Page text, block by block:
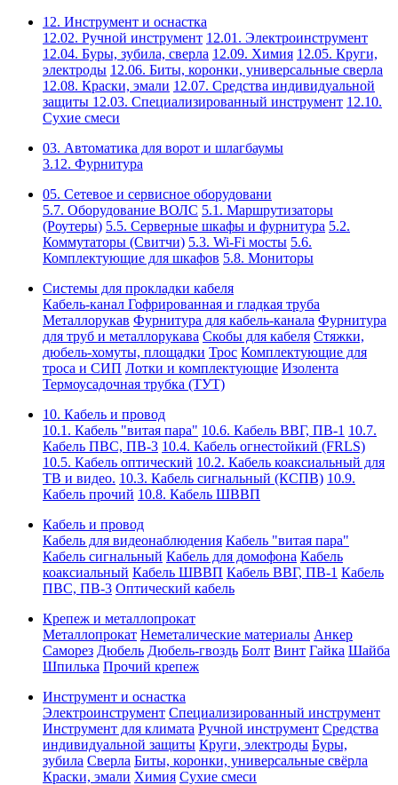
12. Инструмент и оснастка
12.02. Ручной инструмент 12.01. Электроинструмент
12.04. Буры, зубила, сверла 12.09. Химия 12.05. Круги,
электроды 12.06. Биты, коронки, универсальные сверла
12.08. Краски, эмали 12.07. Средства индивидуальной
защиты 12.03. Специализированный инструмент 12.10.
Сухие смеси
03. Автоматика для ворот и шлагбаумы
3.12. Фурнитура
05. Сетевое и сервисное оборудовани
5.7. Оборудование ВОЛС 5.1. Маршрутизаторы
(Роутеры) 5.5. Серверные шкафы и фурнитура 5.2.
Коммутаторы (Свитчи) 5.3. Wi-Fi мосты 5.6.
Комплектующие для шкафов 5.8. Мониторы
Системы для прокладки кабеля
Кабель-канал Гофрированная и гладкая труба
Металлорукав Фурнитура для кабель-канала Фурнитура
для труб и металлорукава Скобы для кабеля Стяжки,
дюбель-хомуты, площадки Трос Комплектующие для
троса и СИП Лотки и комплектующие Изолента
Термоусадочная трубка (ТУТ)
10. Кабель и провод
10.1. Кабель "витая пара" 10.6. Кабель ВВГ, ПВ-1 10.7.
Кабель ПВС, ПВ-3 10.4. Кабель огнестойкий (FRLS)
10.5. Кабель оптический 10.2. Кабель коаксиальный для
ТВ и видео. 10.3. Кабель сигнальный (КСПВ) 10.9.
Кабель прочий 10.8. Кабель ШВВП
Кабель и провод
Кабель для видеонаблюдения Кабель "витая пара"
Кабель сигнальный Кабель для домофона Кабель
коаксиальный Кабель ШВВП Кабель ВВГ, ПВ-1 Кабель
ПВС, ПВ-3 Оптический кабель
Крепеж и металлопрокат
Металлопрокат Неметалические материалы Анкер
Саморез Дюбель Дюбель-гвоздь Болт Винт Гайка Шайба
Шпилька Прочий крепеж
Инструмент и оснастка
Электроинструмент Специализированный инструмент
Инструмент для климата Ручной инструмент Средства
индивидуальной защиты Круги, электроды Буры,
зубила Сверла Биты, коронки, универсальные свёрла
Краски, эмали Химия Сухие смеси